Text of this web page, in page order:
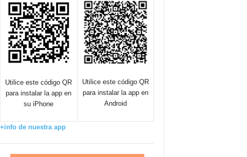
Utilice este código QR
para instalar la app en
su iPhone
Utilice este código QR
para instalar la app en
Android
+info de nuestra app